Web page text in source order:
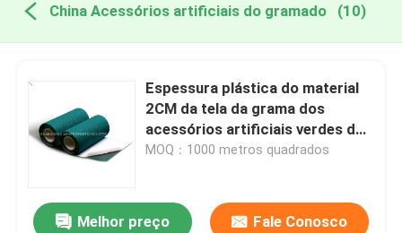
China Acessórios artificiais do gramado (10)
Espessura plástica do material
2CM da tela da grama dos
acessórios artificiais verdes do
gramado
MOQ：1000 metros quadrados
Melhor preço Fale Conosco